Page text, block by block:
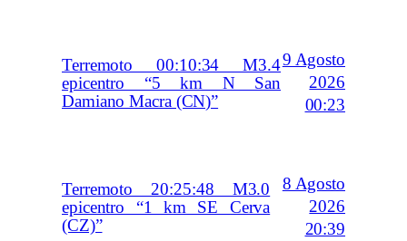
Terremoto 00:10:34 M3.4
epicentro “5 km N San
Damiano Macra (CN)”
9 Agosto
2026
00:23
Terremoto 20:25:48 M3.0
epicentro “1 km SE Cerva
(CZ)”
8 Agosto
2026
20:39